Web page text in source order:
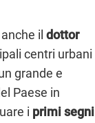
il dottor
centri urbani
grande e
Paese in
i primi segni